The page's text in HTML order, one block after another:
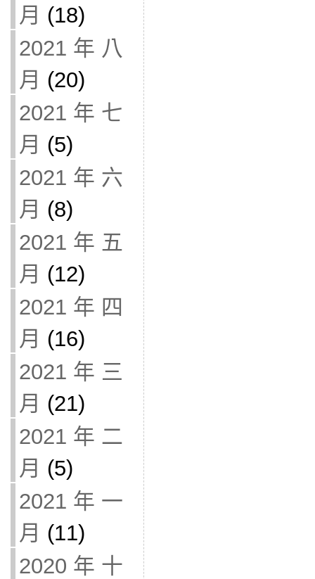
月 (18)
2021 年 八
月 (20)
2021 年 七
月 (5)
2021 年 六
月 (8)
2021 年 五
月 (12)
2021 年 四
月 (16)
2021 年 三
月 (21)
2021 年 二
月 (5)
2021 年 一
月 (11)
2020 年 十